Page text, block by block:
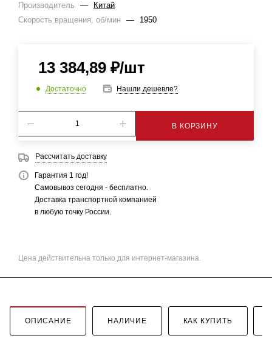
Производитель
—
Китай
Скорость вращения, об/мин — 1950
13 384,89 ₽/шт
Достаточно Нашли дешевле?
В КОРЗИНУ
Рассчитать доставку
Гарантия 1 год!
Самовывоз сегодня - бесплатно.
Доставка транспортной компанией
в любую точку России.
Цена действительна только для интернет-магазина.
ОПИСАНИЕ НАЛИЧИЕ КАК КУПИТЬ